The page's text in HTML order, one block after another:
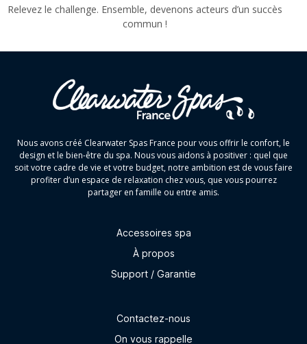
Relevez le challenge. Ensemble, devenons acteurs d’un succès
commun !
Nous avons créé Clearwater Spas France pour vous offrir le confort, le
design et le bien-être du spa. Nous vous aidons à positiver : quel que
soit votre cadre de vie et votre budget, notre ambition est de vous faire
profiter d’un espace de relaxation chez vous, que vous pourrez
partager en famille ou entre amis.
Accessoires spa
À propos
Support / Garantie
Contactez-nous
On vous rappelle